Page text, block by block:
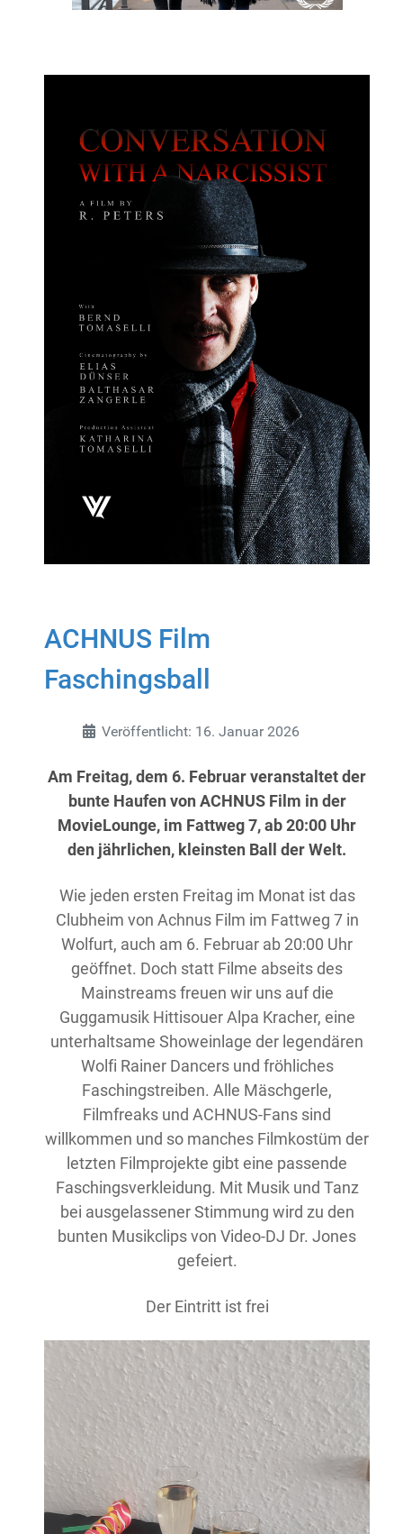
ACHNUS Film
Faschingsball
Details Veröffentlicht: 16. Januar 2026
Am Freitag, dem 6. Februar veranstaltetder
bunte Haufen von ACHNUS Film in der
MovieLounge, im Fattweg 7, ab 20:00 Uhr
den jährlichen, kleinsten Ball der Welt.
Wie jeden ersten Freitag im Monat ist das
Clubheim von Achnus Film im Fattweg 7 in
Wolfurt, auch am 6. Februar ab 20:00 Uhr
geöffnet. Doch statt Filme abseits des
Mainstreams freuen wir uns auf die
Guggamusik Hittisouer Alpa Kracher, eine
unterhaltsame Showeinlage der legendären
Wolfi Rainer Dancers und fröhliches
Faschingstreiben. Alle Mäschgerle,
Filmfreaks und ACHNUS-Fans sind
willkommen und so manches Filmkostüm der
letzten Filmprojekte gibt eine passende
Faschingsverkleidung. Mit Musik und Tanz
bei ausgelassener Stimmung wird zu den
bunten Musikclips von Video-DJ Dr. Jones
gefeiert.
Der Eintritt ist frei